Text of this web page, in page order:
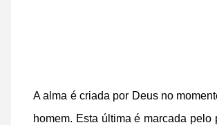
A alma é criada por Deus no
homem. Esta última é marcada